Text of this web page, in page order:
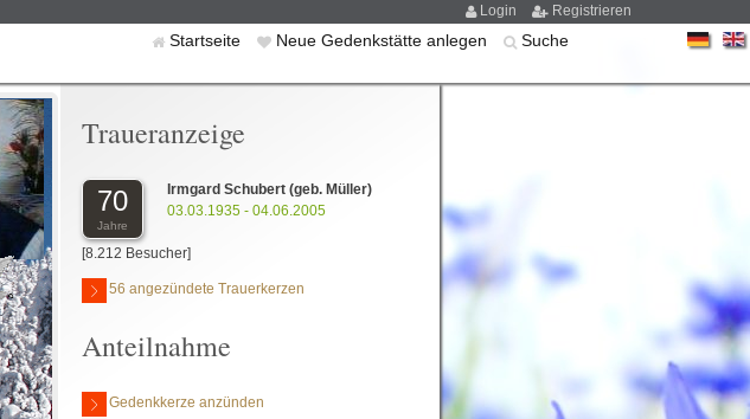
Login Registrieren
Startseite Neue Gedenkstätte anlegen Suche
Traueranzeige
70
Jahre
Irmgard Schubert (geb. Müller)
03.03.1935 - 04.06.2005
[8.212 Besucher]
56 angezündete Trauerkerzen
Anteilnahme
Gedenkkerze anzünden